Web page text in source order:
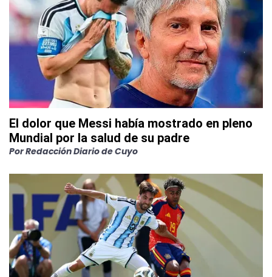
El dolor que Messi había mostrado en pleno
Mundial por la salud de su padre
PorRedacción Diario de Cuyo